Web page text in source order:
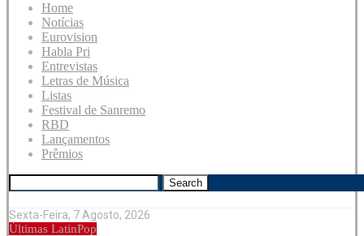
Home
Notícias
Eurovision
Habla Pri
Entrevistas
Letras de Música
Listas
Festival de Sanremo
RBD
Lançamentos
Prêmios
Search
Sexta-Feira, 7 Agosto, 2026
Últimas LatinPop